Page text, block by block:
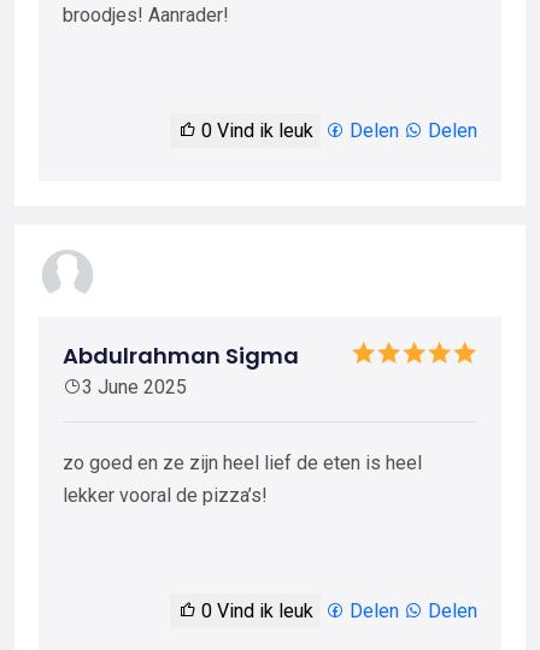
broodjes! Aanrader!
0 Vind ik leuk Delen Delen
Abdulrahman Sigma
3 June 2025
zo goed en ze zijn heel lief de eten is heel
lekker vooral de pizza’s!
0 Vind ik leuk Delen Delen